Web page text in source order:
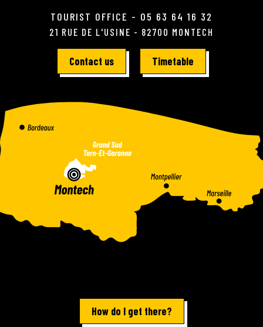
TOURIST OFFICE - 05 63 64 16 32
21 RUE DE L'USINE - 82700 MONTECH
Contact us Timetable
How do I get there?